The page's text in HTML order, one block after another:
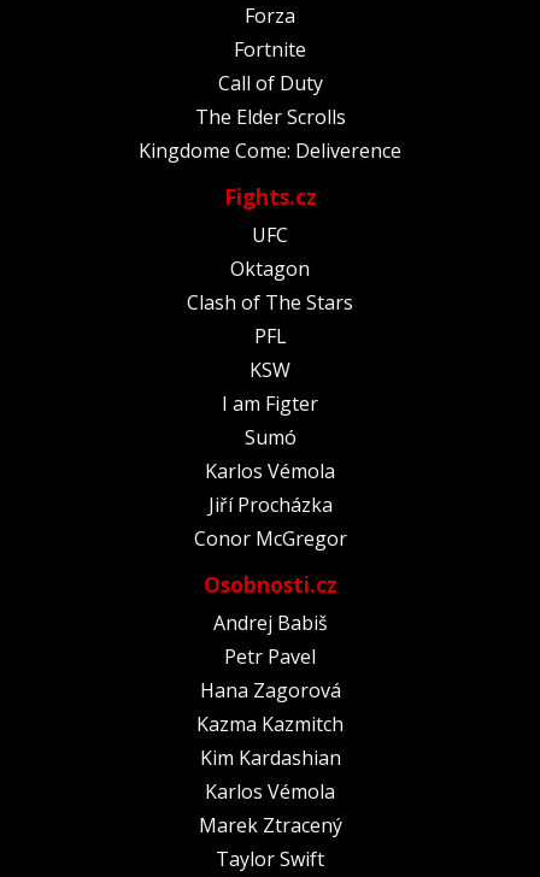
Forza
Fortnite
Call of Duty
The Elder Scrolls
Kingdome Come: Deliverence
Fights.cz
UFC
Oktagon
Clash of The Stars
PFL
KSW
I am Figter
Sumó
Karlos Vémola
Jiří Procházka
Conor McGregor
Osobnosti.cz
Andrej Babiš
Petr Pavel
Hana Zagorová
Kazma Kazmitch
Kim Kardashian
Karlos Vémola
Marek Ztracený
Taylor Swift